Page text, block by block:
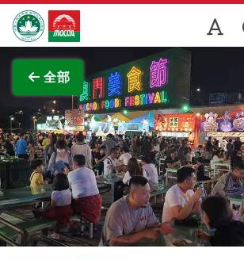
跳至主内容
澳门特别行政区政府旅游局
全部
查看原图